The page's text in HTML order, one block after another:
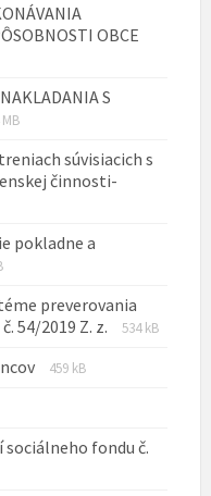
OBCE
S
súvisiacich s
činnosti-
pokladne a
preverovania
54/2019 Z. z.
Prípona
Veľkosť
534 kB
Prípona
Veľkosť
459 kB
fondu č.